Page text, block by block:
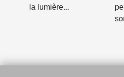
la lumière...